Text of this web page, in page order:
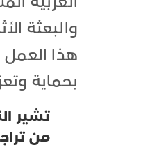
والبعثة
هذا العمل
بحماية
تشير
من